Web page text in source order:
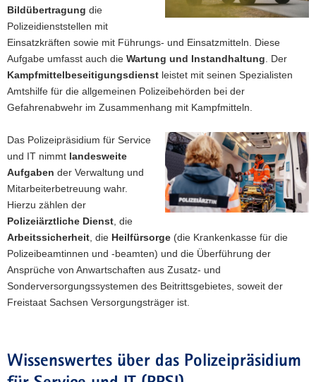
Bildübertragung die
Polizeidienststellen mit
Einsatzkräften sowie mit Führungs- und Einsatzmitteln. Diese
Aufgabe umfasst auch die Wartung und Instandhaltung . Der
Kampfmittelbeseitigungsdienst leistet mit seinen Spezialisten
Amtshilfe für die allgemeinen Polizeibehörden bei der
Gefahrenabwehr im Zusammenhang mit Kampfmitteln.
Das Polizeipräsidium für Service
und IT nimmt landesweite
Aufgaben der Verwaltung und
Mitarbeiterbetreuung wahr.
Hierzu zählen der
Polizeiärztliche Dienst , die
Arbeitssicherheit , die Heilfürsorge (die Krankenkasse für die
Polizeibeamtinnen und -beamten) und die Überführung der
Ansprüche von Anwartschaften aus Zusatz- und
Sonderversorgungssystemen des Beitrittsgebietes, soweit der
Freistaat Sachsen Versorgungsträger ist.
Wissenswertes über das Polizeipräsidium